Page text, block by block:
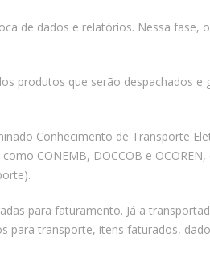
de dados e relatórios. Nessa fase,
produtos que serão despachados
Conhecimento de Transporte
CONEMB, DOCCOB e
para faturamento. Já a
transporte, itens faturados,